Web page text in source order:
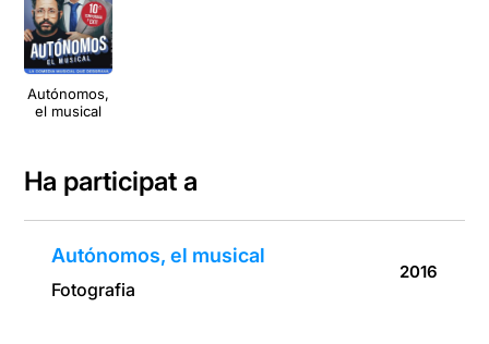
Autónomos,
el musical
Ha participat a
Autónomos, el musical
Fotografia
2016